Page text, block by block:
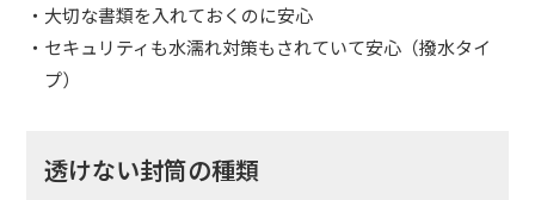
大切な書類を入れておくのに安心
セキュリティも水濡れ対策もされていて安心（撥水タイ
プ）
透けない封筒の種類